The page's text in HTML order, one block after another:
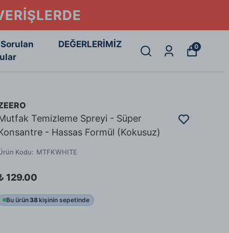
Sorulan
DEĞERLERİMİZ 0
Temizleme Spreyi - Süper
- Hassas Formül (Kokusuz)
Kodu: MTFKWHITE
129.00
Bu ürün38kişinin sepetinde